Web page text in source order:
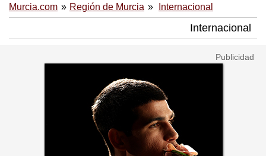
Murcia.com Región de Murcia Internacional
Internacional